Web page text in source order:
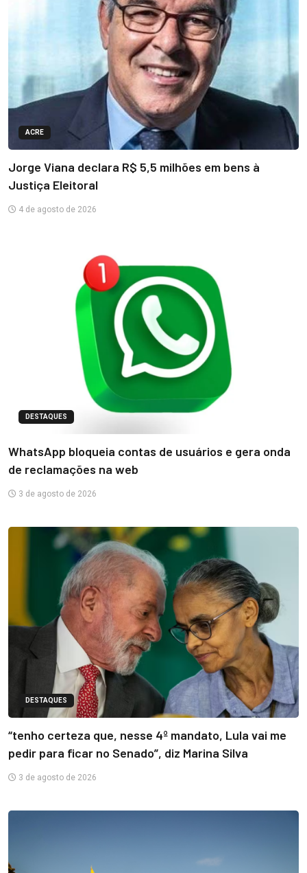
ACRE
Jorge Viana declara R$ 5,5 milhões em bens à
Justiça Eleitoral
4 de agosto de 2026
DESTAQUES
WhatsApp bloqueia contas de usuários e gera onda
de reclamações na web
3 de agosto de 2026
DESTAQUES
“tenho certeza que, nesse 4º mandato, Lula vai me
pedir para ficar no Senado”, diz Marina Silva
3 de agosto de 2026